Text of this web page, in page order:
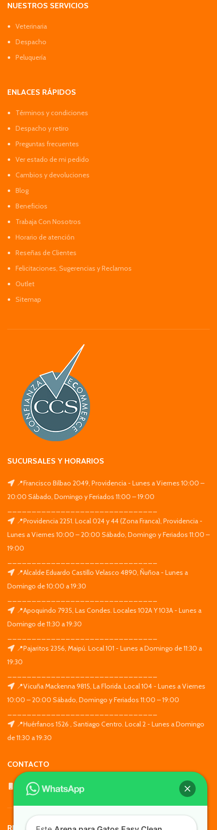
NUESTROS SERVICIOS
Veterinaria
Despacho
Peluquería
ENLACES RÁPIDOS
Términos y condiciones
Despacho y retiro
Preguntas frecuentes
Ver estado de mi pedido
Cambios y devoluciones
Blog
Beneficios
Trabaja Con Nosotros
Horario de atención
Reseñas de Clientes
Felicitaciones, Sugerencias y Reclamos
Outlet
Sitemap
SUCURSALES Y HORARIOS
📍Francisco Bilbao 2049, Providencia - Lunes a Viernes 10:00 –
20:00 Sábado, Domingo y Feriados 11:00 – 19:00
📍Providencia 2251. Local 024 y 44 (Zona Franca), Providencia -
Lunes a Viernes 10:00 – 20:00 Sábado, Domingo y Feriados 11:00 –
19:00
📍Alcalde Eduardo Castillo Velasco 4890, Ñuñoa - Lunes a
Domingo de 10:00 a 19:30
📍Apoquindo 7935, Las Condes. Locales 102A Y 103A - Lunes a
Domingo de 11:30 a 19:30
📍Pajaritos 2356, Maipú. Local 101 - Lunes a Domingo de 11:30 a
19:30
📍Vicuña Mackenna 9815, La Florida. Local 104 - Lunes a Viernes
10:00 – 20:00 Sábado, Domingo y Feriados 11:00 – 19:00
📍Huérfanos 1526 , Santiago Centro. Local 2 - Lunes a Domingo
de 11:30 a 19:30
CONTACTO
WhatsApp: +569 7564 4676
REDES SOCIALES